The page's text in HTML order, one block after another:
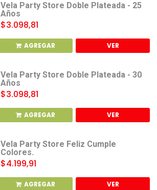
Vela Party Store Doble Plateada - 25
Años
$3.098,81
AGREGAR VER
Vela Party Store Doble Plateada - 30
Años
$3.098,81
AGREGAR VER
Vela Party Store Feliz Cumple
Colores.
$4.199,91
AGREGAR VER